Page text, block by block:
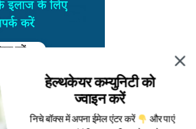
हेल्थकेयर कम्युनिटी को
ज्वाइन करें
निचे बॉक्स में अपना ईमेल एंटर करें
और पाएं